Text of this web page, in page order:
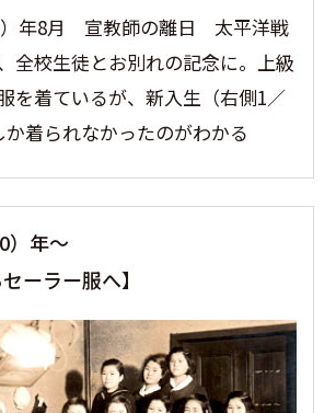
）年8月 宣教師の離日 太平洋戦
全校生徒とお別れの記念に。上級
を着ているが、新入生（右側1／
着られなかったのがわかる
）年〜
ーラー服へ】